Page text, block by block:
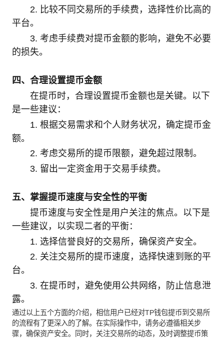
2. 比较不同交易所的手续费，选择性价比高的
平台。
3. 考虑手续费对提币金额的影响，避免不必要
的损失。
四、合理设置提币金额
在提币时，合理设置提币金额也是关键。以下
是一些建议：
1. 根据交易需求和个人财务状况，确定提币金
额。
2. 考虑交易所的提币限额，避免超过限制。
3. 留出一定资金用于交易手续费。
五、掌握提币速度与安全性的平衡
提币速度与安全性是用户关注的焦点。以下是
一些建议，以实现二者的平衡：
1. 选择信誉良好的交易所，确保资产安全。
2. 关注交易所的提币速度，选择快速到账的平
台。
3. 在提币时，避免使用公共网络，防止信息泄
露。
通过以上五个方面的介绍，相信用户已经对TP钱包提币到交易所
的流程有了更深入的了解。在实际操作中，请务必遵循相关步
骤，确保资产安全。同时，关注交易所的动态，及时调整提币策